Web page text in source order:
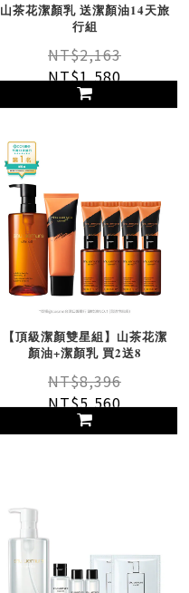
山茶花潔顏乳 送潔顏油14天旅
行組
NT$2,163
NT$1,580
【頂級潔顏雙星組】山茶花潔
顏油+潔顏乳 買2送8
NT$8,396
NT$5,560